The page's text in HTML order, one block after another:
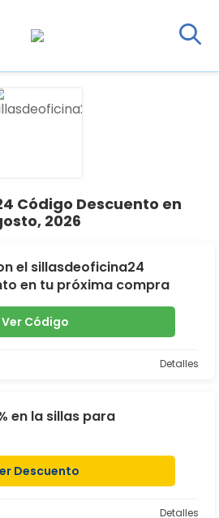
Código Descuento en
2026
el sillasdeoficina24
en tu próxima compra
Ver Código
Detalles
en la sillas para
Descuento
Detalles